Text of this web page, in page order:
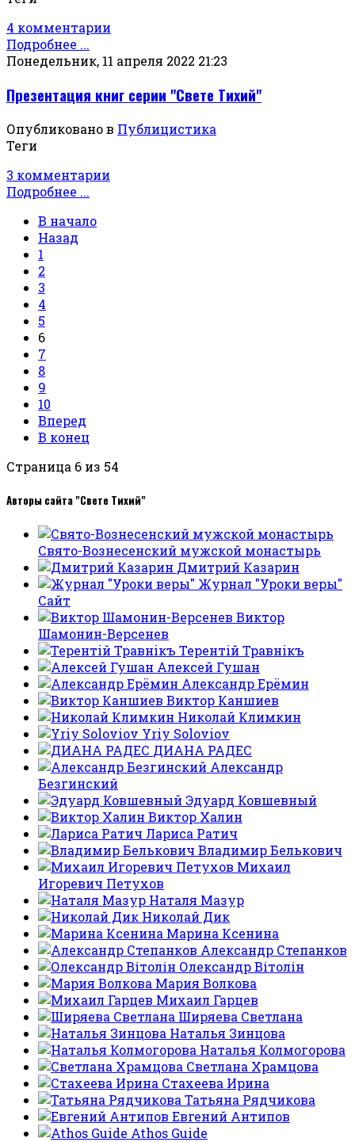
4 комментарии
Подробнее ...
Понедельник, 11 апреля 2022 21:23
Презентация книг серии "Свете Тихий"
Опубликовано в Публицистика
Теги
3 комментарии
Подробнее ...
В начало
Назад
1
2
3
4
5
6
7
8
9
10
Вперед
В конец
Страница 6 из 54
Авторы сайта "Свете Тихий"
Свято-Вознесенский мужской монастырь
Дмитрий Казарин
Журнал "Уроки веры"
Сайт
Виктор
Шамонин-Версенев
Терентiй Травнiкъ
Алексей Гушан
Александр Ерёмин
Виктор Каншиев
Николай Климкин
Yriy Soloviov
ДИАНА РАДЕС
Александр
Безгинский
Эдуард Ковшевный
Виктор Халин
Лариса Ратич
Владимир Белькович
Михаил
Игоревич Петухов
Наталя Мазур
Николай Дик
Марина Ксенина
Александр Степанков
Олександр Вітолін
Мария Волкова
Михаил Гарцев
Ширяева Светлана
Наталья Зинцова
Наталья Колмогорова
Светлана Храмцова
Стахеева Ирина
Татьяна Рядчикова
Евгений Антипов
Athos Guide